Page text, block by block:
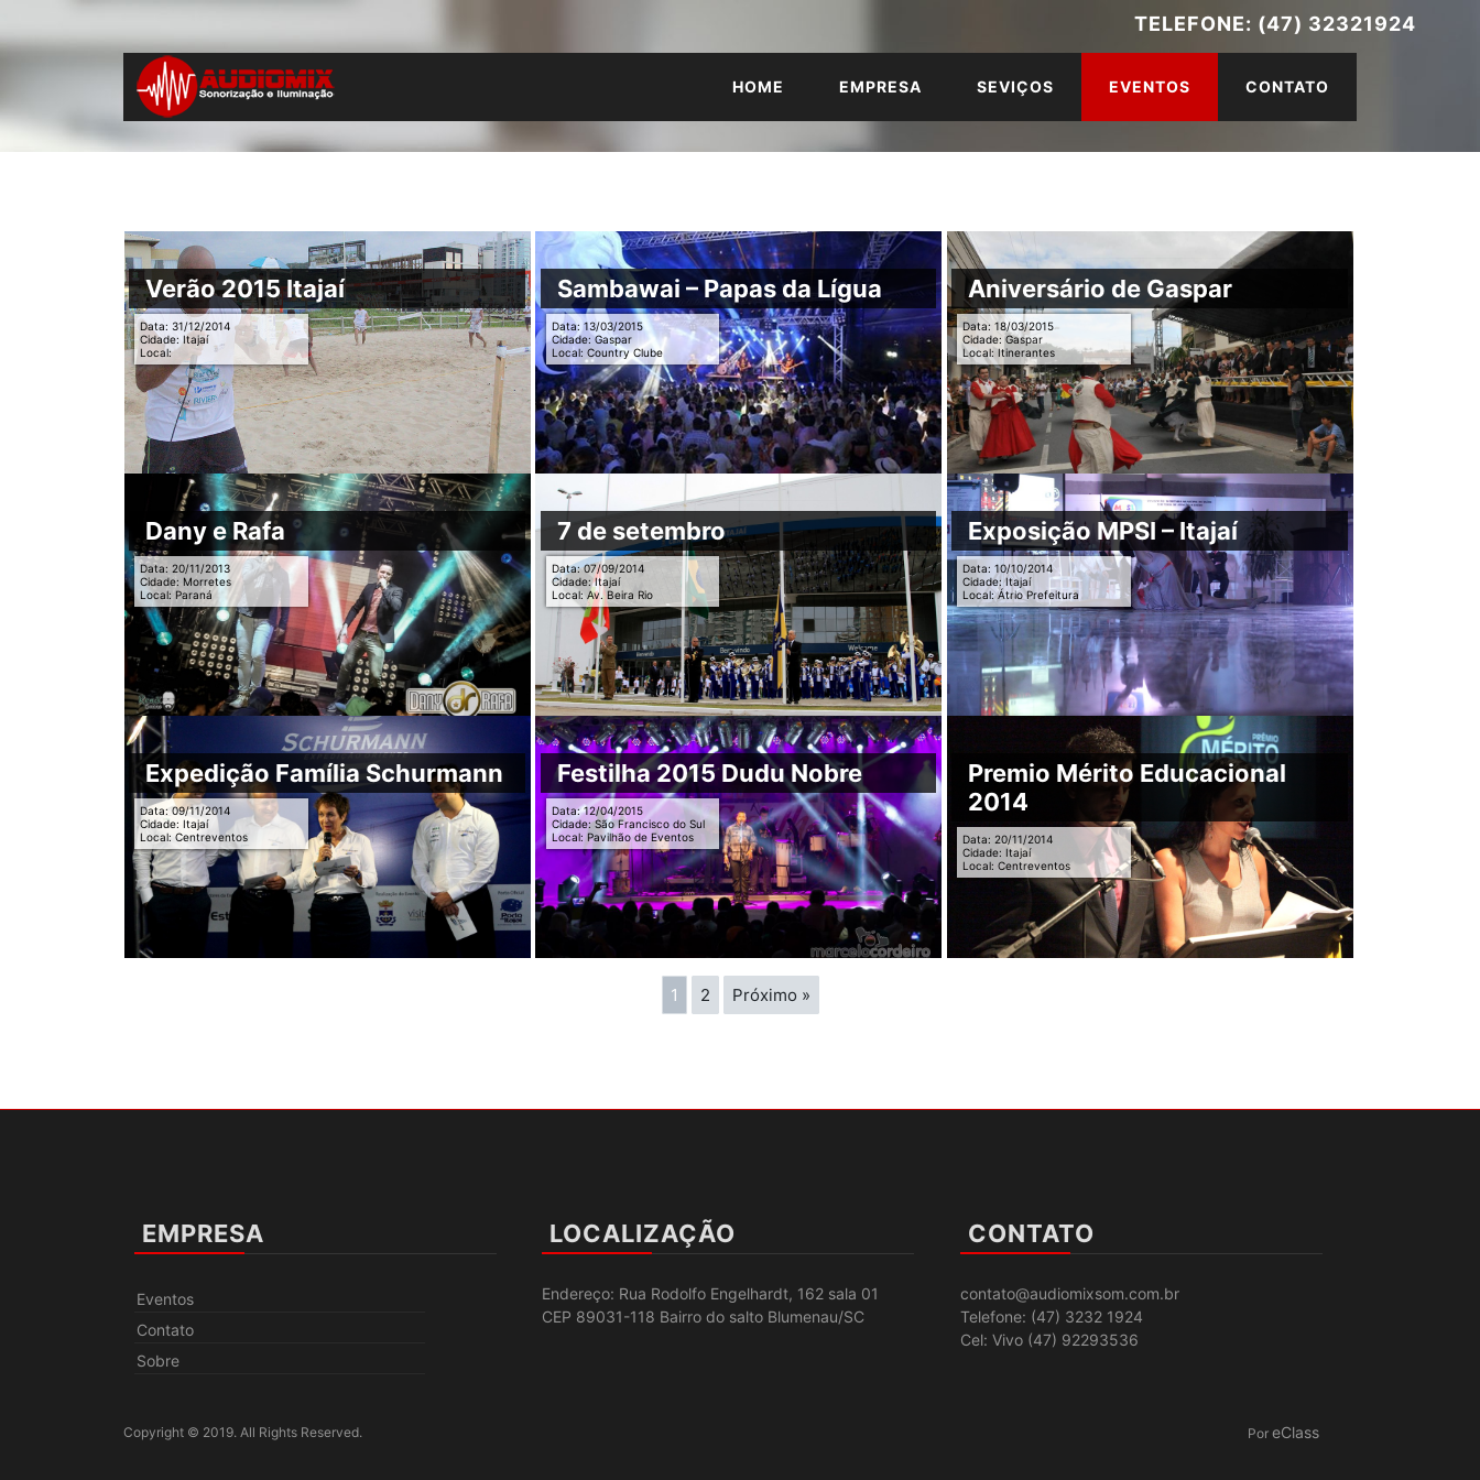
TELEFONE: (47) 32321924
HOME EMPRESA SEVIÇOS EVENTOS CONTATO
Verão 2015 Itajaí
Data: 31/12/2014
Cidade: Itajaí
Local:
Sambawai – Papas da Lígua
Data: 13/03/2015
Cidade: Gaspar
Local: Country Clube
Aniversário de Gaspar
Data: 18/03/2015
Cidade: Gaspar
Local: Itinerantes
Dany e Rafa
Data: 20/11/2013
Cidade: Morretes
Local: Paraná
7 de setembro
Data: 07/09/2014
Cidade: Itajaí
Local: Av. Beira Rio
Exposição MPSI – Itajaí
Data: 10/10/2014
Cidade: Itajaí
Local: Átrio Prefeitura
Expedição Família Schurmann
Data: 09/11/2014
Cidade: Itajaí
Local: Centreventos
Festilha 2015 Dudu Nobre
Data: 12/04/2015
Cidade: São Francisco do Sul
Local: Pavilhão de Eventos
Premio Mérito Educacional
2014
Data: 20/11/2014
Cidade: Itajaí
Local: Centreventos
1 2 Próximo »
EMPRESA
Eventos
Contato
Sobre
LOCALIZAÇÃO
Endereço: Rua Rodolfo Engelhardt, 162 sala 01
CEP 89031-118 Bairro do salto Blumenau/SC
CONTATO
contato@audiomixsom.com.br
Telefone: (47) 3232 1924
Cel: Vivo (47) 92293536
Copyright © 2019. All Rights Reserved. PoreClass